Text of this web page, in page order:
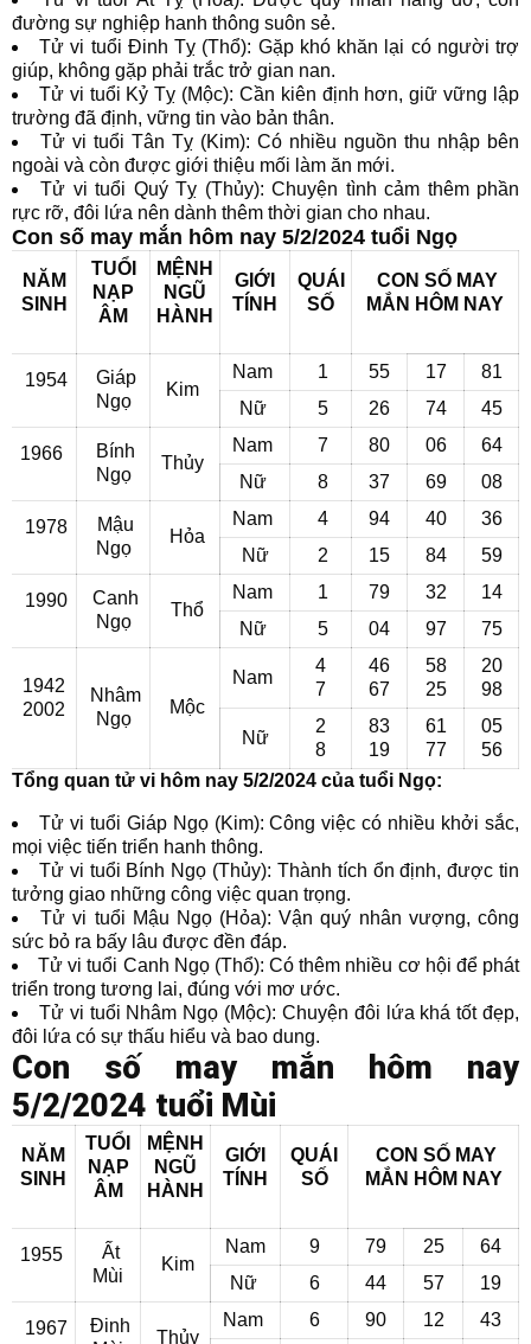
đường sự nghiệp hanh thông suôn sẻ.
Tử vi tuổi Đinh Tỵ (Thổ): Gặp khó khăn lại có người trợ
giúp, không gặp phải trắc trở gian nan.
Tử vi tuổi Kỷ Tỵ (Mộc): Cần kiên định hơn, giữ vững lập
trường đã định, vững tin vào bản thân.
Tử vi tuổi Tân Tỵ (Kim): Có nhiều nguồn thu nhập bên
ngoài và còn được giới thiệu mối làm ăn mới.
Tử vi tuổi Quý Tỵ (Thủy): Chuyện tình cảm thêm phần
rực rỡ, đôi lứa nên dành thêm thời gian cho nhau.
Con số may mắn hôm nay 5/2/2024 tuổi Ngọ
NĂM
SINH
TUỔI
NẠP
ÂM
MỆNH
NGŨ
HÀNH
GIỚI
TÍNH
QUÁI
SỐ
CON SỐ MAY
MẮN HÔM NAY
1954
Giáp
Ngọ
Kim
Nam 1 55 17
81
Nữ
5 26 74 45
1966
Bính
Ngọ
Thủy
Nam 7 80 06
64
Nữ
8 37 69 08
1978
Mậu
Ngọ
Hỏa
Nam 4 94 40
36
Nữ
2 15 84 59
1990
Canh
Ngọ
Thổ
Nam 1 79 32
14
Nữ
5 04 97 75
1942
2002
Nhâm
Ngọ
Mộc
Nam
4
7
46
67
58
25
20
98
Nữ
2
8
83
19
61
77
05
56
Tổng quan tử vi hôm nay 5/2/2024 của tuổi Ngọ:
Tử vi tuổi Giáp Ngọ (Kim): Công việc có nhiều khởi sắc,
mọi việc tiến triển hanh thông.
Tử vi tuổi Bính Ngọ (Thủy): Thành tích ổn định, được tin
tưởng giao những công việc quan trọng.
Tử vi tuổi Mậu Ngọ (Hỏa): Vận quý nhân vượng, công
sức bỏ ra bấy lâu được đền đáp.
Tử vi tuổi Canh Ngọ (Thổ): Có thêm nhiều cơ hội để phát
triển trong tương lai, đúng với mơ ước.
Tử vi tuổi Nhâm Ngọ (Mộc): Chuyện đôi lứa khá tốt đẹp,
đôi lứa có sự thấu hiểu và bao dung.
Con số may mắn hôm nay
5/2/2024 tuổi Mùi
NĂM
SINH
TUỔI
NẠP
ÂM
MỆNH
NGŨ
HÀNH
GIỚI
TÍNH
QUÁI
SỐ
CON SỐ MAY
MẮN HÔM NAY
1955
Ất
Mùi
Kim
Nam 9 79 25
64
Nữ
6 44 57 19
1967
Đinh
Thủy
Nam 6 90 12
43